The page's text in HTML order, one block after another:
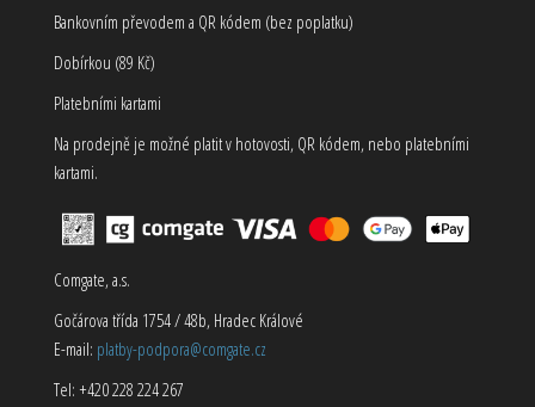
Bankovním převodem a QR kódem (bez poplatku)
Dobírkou (89 Kč)
Platebními kartami
Na prodejně je možné platit v hotovosti, QR kódem, nebo platebními
kartami.
Comgate, a.s.
Gočárova třída 1754 / 48b, Hradec Králové
E-mail: platby-podpora@comgate.cz
Tel: +420 228 224 267